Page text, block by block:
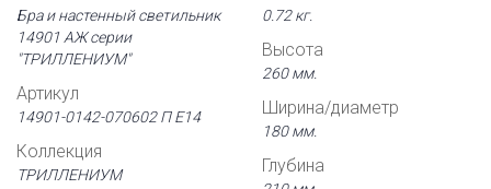
Бра и настенный светильник
14901 АЖ серии
"ТРИЛЛЕНИУМ"
Артикул
14901-0142-070602 П Е14
Коллекция
ТРИЛЛЕНИУМ
0.72 кг.
Высота
260 мм.
Ширина/диаметр
180 мм.
Глубина